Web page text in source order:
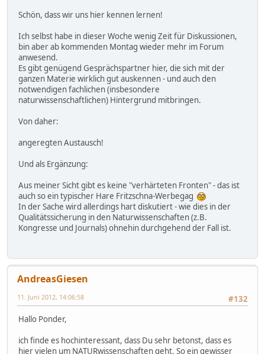
Schön, dass wir uns hier kennen lernen!
Ich selbst habe in dieser Woche wenig Zeit für Diskussionen,
bin aber ab kommenden Montag wieder mehr im Forum
anwesend.
Es gibt genügend Gesprächspartner hier, die sich mit der
ganzen Materie wirklich gut auskennen - und auch den
notwendigen fachlichen (insbesondere
naturwissenschaftlichen) Hintergrund mitbringen.
Von daher:
angeregten Austausch!
Und als Ergänzung:
Aus meiner Sicht gibt es keine "verhärteten Fronten" - das ist
auch so ein typischer Hare Fritzschna-Werbegag
In der Sache wird allerdings hart diskutiert - wie dies in der
Qualitätssicherung in den Naturwissenschaften (z.B.
Kongresse und Journals) ohnehin durchgehend der Fall ist.
AndreasGiesen
#132
11. Juni 2012, 14:06:58
Hallo Ponder,
ich finde es hochinteressant, dass Du sehr betonst, dass es
hier vielen um NATURwissenschaften geht. So ein gewisser